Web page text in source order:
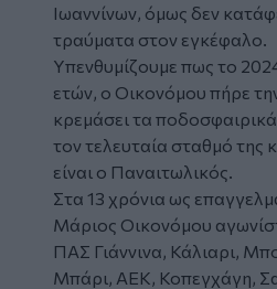
Ιωαννίνων, όμως δεν
τραύματα στον εγκέφαλο.
Υπενθυμίζουμε πως το
ετών, ο Οικονόμου πήρε
κρεμάσει τα
τον τελευταία σταθμό της
είναι ο Παναιτωλικός.
Στα 13 χρόνια ως
Μάριος Οικονόμου
ΠΑΣ Γιάννινα, Κάλιαρι,
Μπάρι, ΑΕΚ, Κοπεγχάγη,